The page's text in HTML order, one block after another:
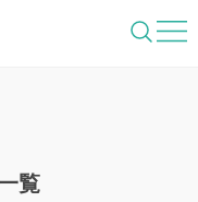
照らすメディ
覧